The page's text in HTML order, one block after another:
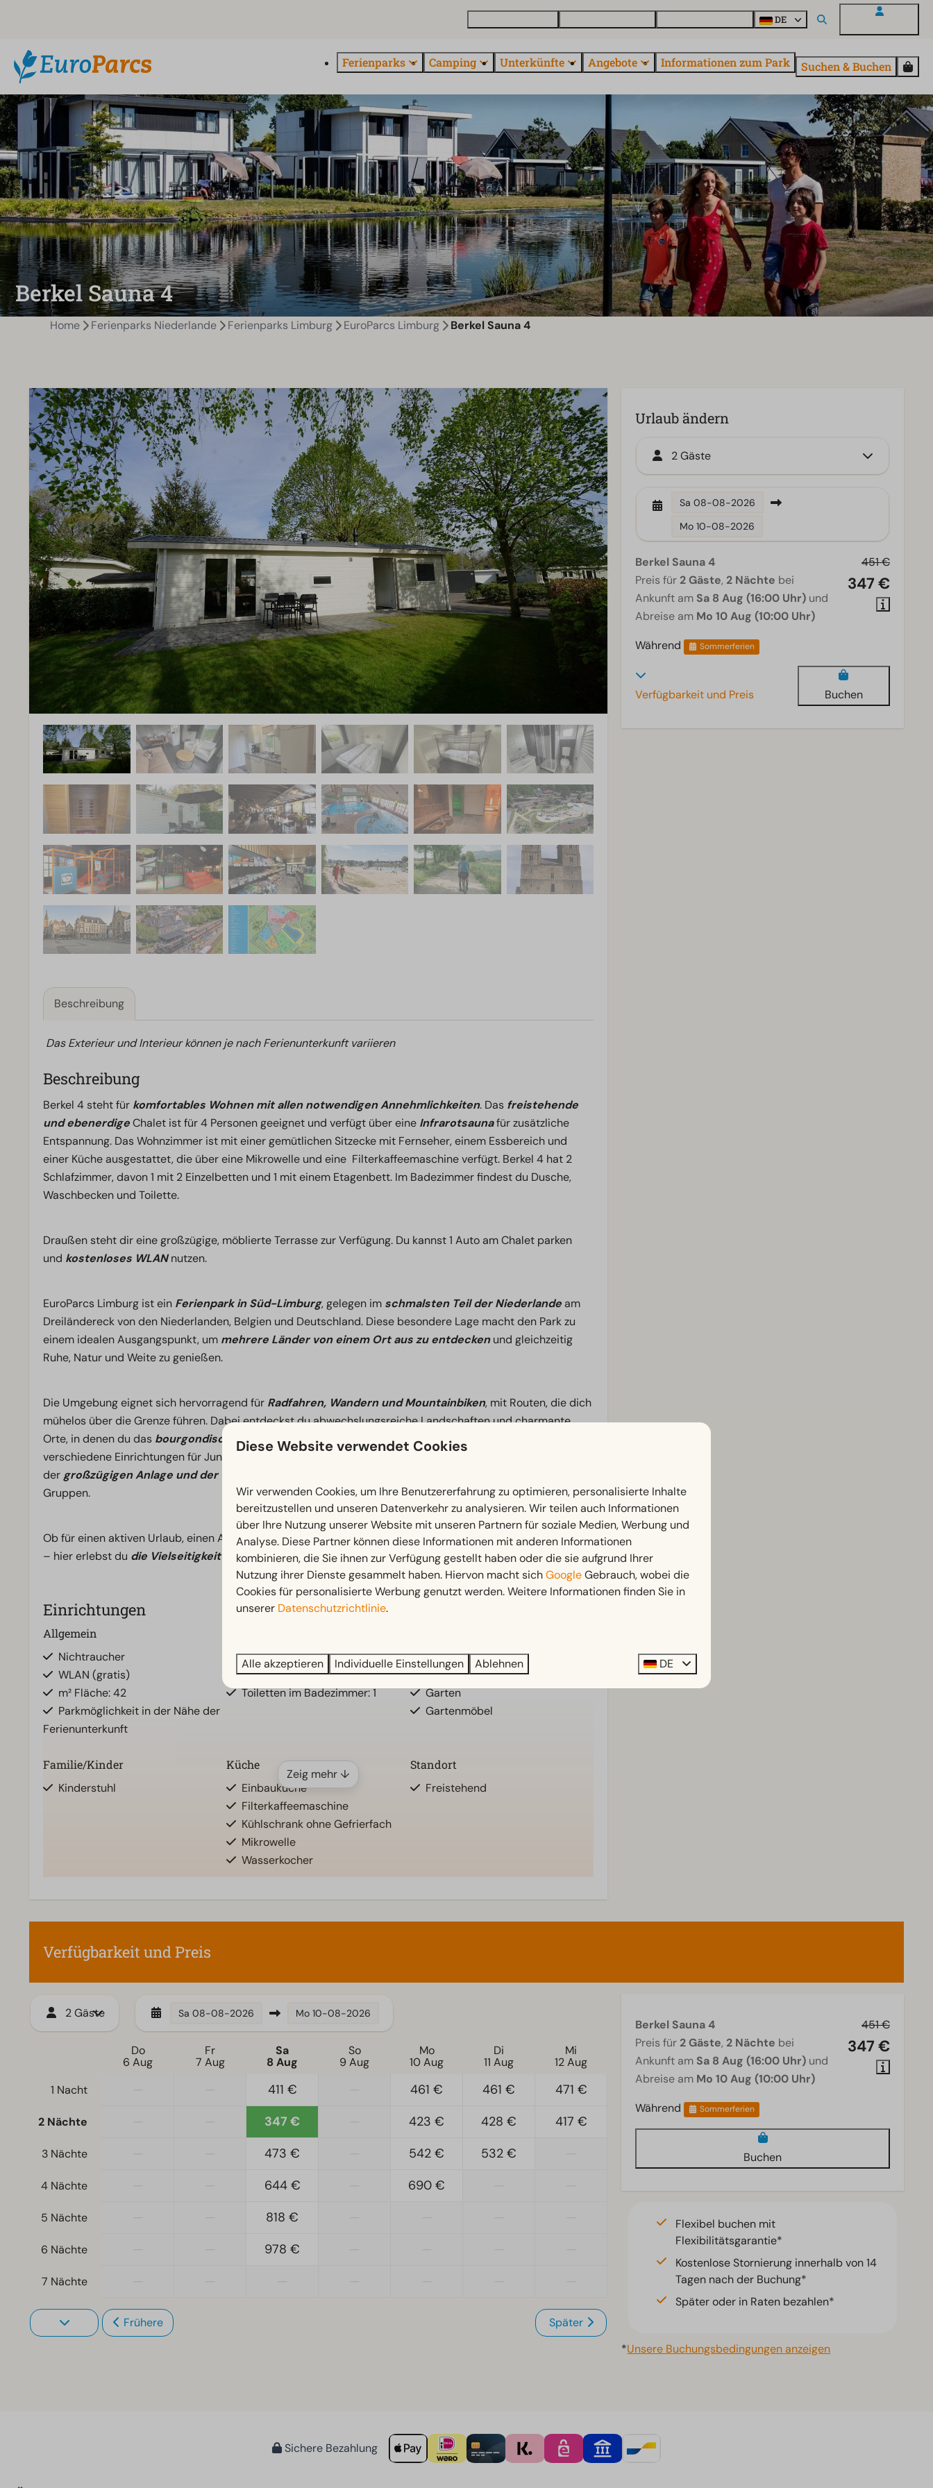
DE
Ferienparks Camping Unterkünfte Angebote Informationen zum Park Suchen & Buchen
Berkel Sauna 4
Home Ferienparks Niederlande Ferienparks Limburg EuroParcs Limburg Berkel Sauna 4
Beschreibung
Das Exterieur und Interieur können je nach Ferienunterkunft variieren
Beschreibung
Berkel 4 steht für komfortables Wohnen mit allen notwendigen Annehmlichkeiten. Das freistehende
und ebenerdigeChalet ist für 4 Personen geeignet und verfügt über eine Infrarotsaunafür zusätzliche
Entspannung. Das Wohnzimmer ist mit einer gemütlichen Sitzecke mit Fernseher, einem Essbereich und
einer Küche ausgestattet, die über eine Mikrowelle und eine Filterkaffeemaschine verfügt. Berkel 4 hat 2
Schlafzimmer, davon 1 mit 2 Einzelbetten und 1 mit einem Etagenbett. Im Badezimmer findest du Dusche,
Waschbecken und Toilette.
Draußen steht dir eine großzügige, möblierte Terrasse zur Verfügung. Du kannst 1 Auto am Chalet parken
und kostenloses WLANnutzen.
EuroParcs Limburg ist ein Ferienpark in Süd-Limburg, gelegen im schmalsten Teil der Niederlandeam
Dreiländereck von den Niederlanden, Belgien und Deutschland. Diese besondere Lage macht den Park zu
einem idealen Ausgangspunkt, um mehrere Länder von einem Ort aus zu entdeckenund gleichzeitig
Ruhe, Natur und Weite zu genießen.
Die Umgebung eignet sich hervorragend für Radfahren, Wandern und Mountainbiken, mit Routen, die dich
mühelos über die Grenze führen. Dabei entdeckst du abwechslungsreiche Landschaften und charmante
Orte, in denen du das bourgondische Lebensgefühl Limburgs
erleben kannst. Im Park selbst findest du
verschiedene Einrichtungen für Jung und Alt, darunter ein Hallenbad, Animation und einen Badesee. Dank
der großzügigen Anlage und der Vielzahl an Unterkünften
Gruppen.
Ob für einen aktiven Urlaub, einen Aufenthalt mit Familie oder Freunden oder zum Erkunden der Grenzregion
– hier erlebst du die Vielseitigkeit Limburgs auf entspannte Weise.
Einrichtungen
Allgemein
Nichtraucher
WLAN (gratis)
m² Fläche: 42
Parkmöglichkeit in der Nähe der
Ferienunterkunft
Badezimmer unten: 1
Dusche
Toiletten im Badezimmer: 1
Sonnenschirm
Terrasse
Garten
Gartenmöbel
Familie/Kinder
Kinderstuhl
Küche
Einbauküche
Filterkaffeemaschine
Kühlschrank ohne Gefrierfach
Mikrowelle
Wasserkocher
Standort
Freistehend
Einzelbetten: 2
Schlafzimmer unten: 2
Ebenerdig
Infrarot-Sauna
Wohnzimmer
Fernseher
Zeig mehr ↓
Urlaub ändern
2 Gäste
Sa 08-08-2026
Mo 10-08-2026
451 €
347 €
Berkel Sauna 4
Preis für 2 Gäste, 2 Nächte bei
Ankunft am Sa 8 Aug (16:00 Uhr) und
Abreise am Mo 10 Aug (10:00 Uhr)
Während
Sommerferien
Verfügbarkeit und Preis Buchen
Verfügbarkeit und Preis
2 Gäste Sa 08-08-2026 Mo 10-08-2026
Do
6 Aug
Fr
7 Aug
Sa
8 Aug
So
9 Aug
Mo
10 Aug
Di
11 Aug
Mi
12 Aug
1 Nacht
411 € 461 € 461 € 471 €
2 Nächte 347 € 423 € 428 € 417 €
3 Nächte 473 € 542 € 532 €
4 Nächte 644 € 690 €
5 Nächte 818 €
6 Nächte 978 €
7 Nächte
Frühere Später
451 €
347 €
Berkel Sauna 4
Preis für 2 Gäste, 2 Nächte bei
Ankunft am Sa 8 Aug (16:00 Uhr) und
Abreise am Mo 10 Aug (10:00 Uhr)
Während
Sommerferien
Buchen
Flexibel buchen mit
Flexibilitätsgarantie*
Kostenlose Stornierung innerhalb von 14
Tagen nach der Buchung*
Später oder in Raten bezahlen*
*Unsere Buchungsbedingungen anzeigen
Sichere Bezahlung
Diese Website verwendet Cookies
Wir verwenden Cookies, um Ihre Benutzererfahrung zu optimieren, personalisierte Inhalte
bereitzustellen und unseren Datenverkehr zu analysieren. Wir teilen auch Informationen
über Ihre Nutzung unserer Website mit unseren Partnern für soziale Medien, Werbung und
Analyse. Diese Partner können diese Informationen mit anderen Informationen
kombinieren, die Sie ihnen zur Verfügung gestellt haben oder die sie aufgrund Ihrer
Nutzung ihrer Dienste gesammelt haben. Hiervon macht sichGoogleGebrauch, wobei die
Cookies für personalisierte Werbung genutzt werden. Weitere Informationen finden Sie in
unserer Datenschutzrichtlinie.
Alle akzeptieren Individuelle Einstellungen Ablehnen DE